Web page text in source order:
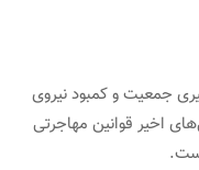
جمعیت و کمبود نیروی
اخیر قوانین مهاجرتی